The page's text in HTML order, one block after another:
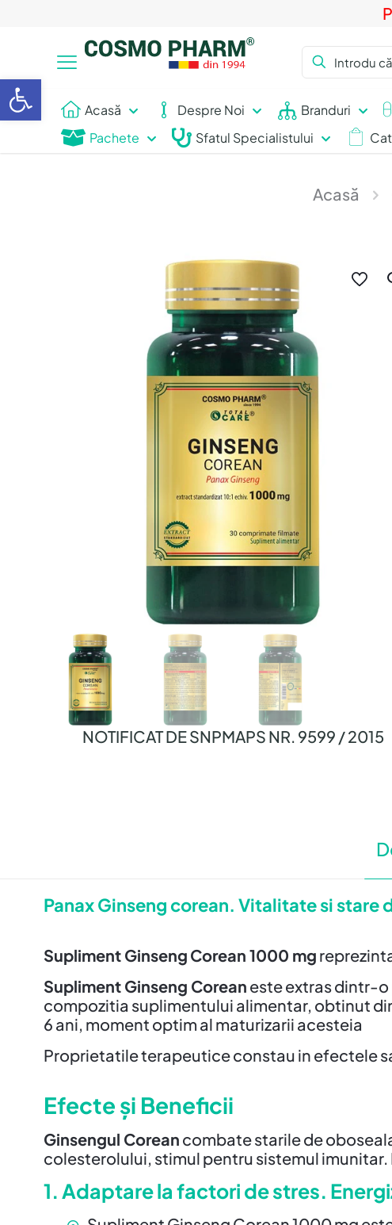
Acasă Despre Noi Branduri
Pachete
Sfatul Specialistului
Acasă
NOTIFICAT DE SNPMAPS NR. 9599 / 2015
Panax Ginseng corean. Vitalitate si stare
Supliment Ginseng Corean 1000 mg
Supliment Ginseng Corean este extras dintr-
compozitia suplimentului alimentar, obtinut
6 ani, moment optim al maturizarii acesteia
Proprietatile terapeutice constau in efectele
Efecte și Beneficii
Ginsengul Corean combate starile de
colesterolului, stimul pentru sistemul
1. Adaptare la factori de stres.
Deschide bara de unelte